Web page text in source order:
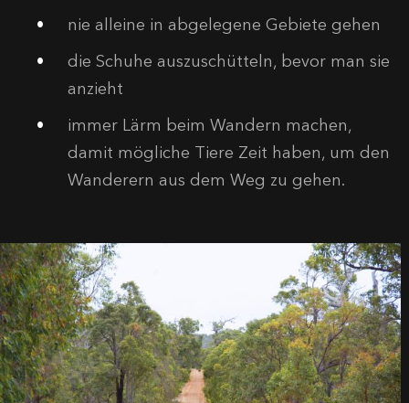
nie alleine in abgelegene Gebiete gehen
die Schuhe auszuschütteln, bevor man sie
anzieht
immer Lärm beim Wandern machen,
damit mögliche Tiere Zeit haben, um den
Wanderern aus dem Weg zu gehen.